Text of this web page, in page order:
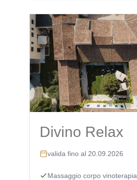
Divino Relax
valida fino al 20.09.2026
Massaggio corpo vinoterapia